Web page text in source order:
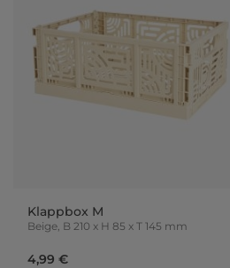
Klappbox M
Beige, B 210 x H 85 x T 145 mm
4,99 €